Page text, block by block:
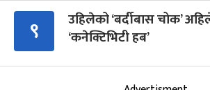
९
उहिलेको ‘बर्दीबास चोक’
‘कनेक्टिभिटी हब’